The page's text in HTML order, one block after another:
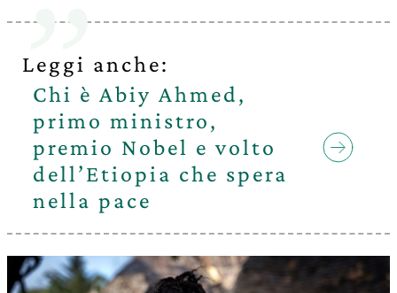
Leggi anche:
Chi è Abiy Ahmed,
primo ministro,
premio Nobel e volto
dell’Etiopia che spera
nella pace